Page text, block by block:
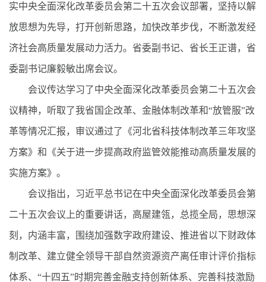
实中央全面深化改革委员会第二十五次会议部署，坚持以解
放思想为先导，打开创新思路，加快改革步伐，不断激发经
济社会高质量发展动力活力。省委副书记、省长王正谱，省
委副书记廉毅敏出席会议。
会议传达学习了中央全面深化改革委员会第二十五次会
议精神，听取了我省国企改革、金融体制改革和“放管服”改
革等情况汇报，审议通过了《河北省科技体制改革三年攻坚
方案》和《关于进一步提高政府监管效能推动高质量发展的
实施方案》。
会议指出，习近平总书记在中央全面深化改革委员会第
二十五次会议上的重要讲话，高屋建瓴，总揽全局，思想深
刻，内涵丰富，围绕加强数字政府建设、推进省以下财政体
制改革、建立健全领导干部自然资源资产离任审计评价指标
体系、“十四五”时期完善金融支持创新体系、完善科技激励